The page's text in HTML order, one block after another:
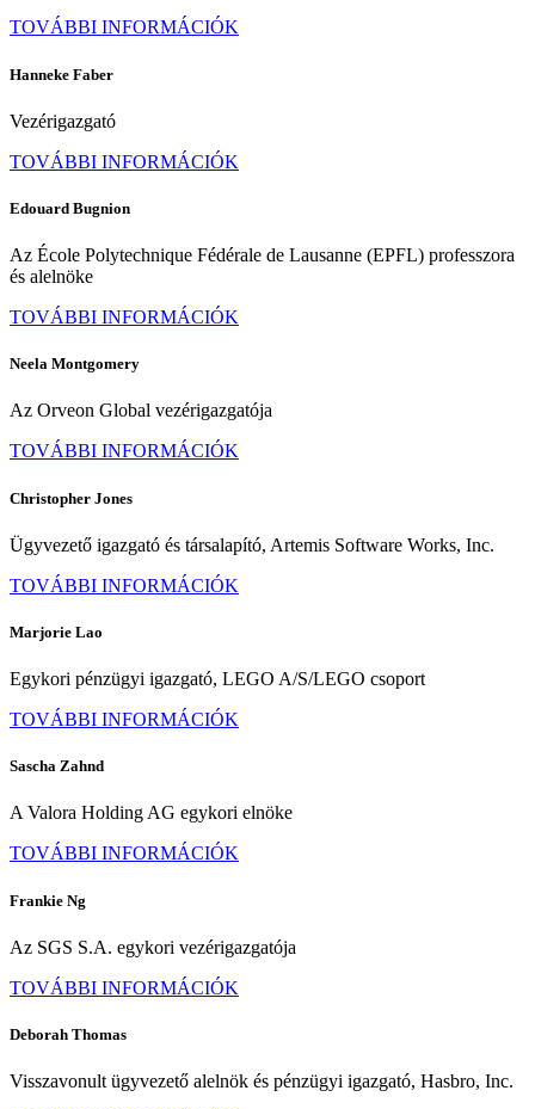
TOVÁBBI INFORMÁCIÓK
Hanneke Faber
Vezérigazgató
TOVÁBBI INFORMÁCIÓK
Edouard Bugnion
Az École Polytechnique Fédérale de Lausanne (EPFL) professzora
és alelnöke
TOVÁBBI INFORMÁCIÓK
Neela Montgomery
Az Orveon Global vezérigazgatója
TOVÁBBI INFORMÁCIÓK
Christopher Jones
Ügyvezető igazgató és társalapító, Artemis Software Works, Inc.
TOVÁBBI INFORMÁCIÓK
Marjorie Lao
Egykori pénzügyi igazgató, LEGO A/S/LEGO csoport
TOVÁBBI INFORMÁCIÓK
Sascha Zahnd
A Valora Holding AG egykori elnöke
TOVÁBBI INFORMÁCIÓK
Frankie Ng
Az SGS S.A. egykori vezérigazgatója
TOVÁBBI INFORMÁCIÓK
Deborah Thomas
Visszavonult ügyvezető alelnök és pénzügyi igazgató, Hasbro, Inc.